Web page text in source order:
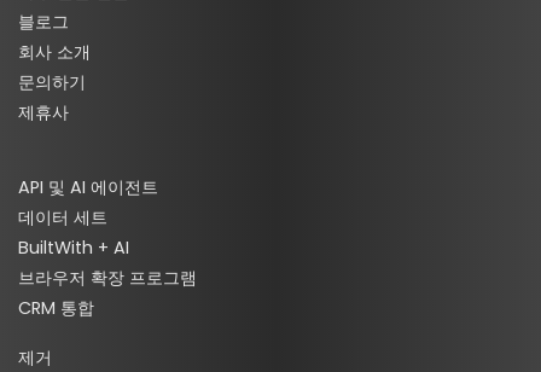
블로그
회사 소개
문의하기
제휴사
API 및 AI 에이전트
데이터 세트
BuiltWith + AI
브라우저 확장 프로그램
CRM 통합
제거